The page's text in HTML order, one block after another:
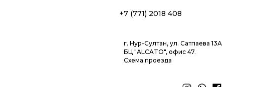
+7 (771) 2018 408
г. Нур-Султан, ул. Сатпаева 13А
БЦ "ALCATO", офис 47.
Схема проезда